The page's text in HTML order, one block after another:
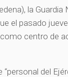
la Guardia
el pasado
centro de
del